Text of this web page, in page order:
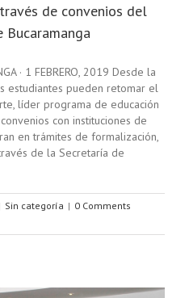
de convenios del
Bucaramanga
· 1 FEBRERO, 2019 Desde la
estudiantes pueden retomar el
líder programa de educación
con instituciones de
en trámites de formalización,
de la Secretaría de
Sin categoría | 0 Comments